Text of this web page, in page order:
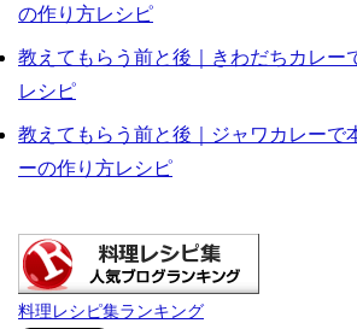
の作り方レシピ
教えてもらう前と後｜きわだちカレー
レシピ
教えてもらう前と後｜ジャワカレーで
ーの作り方レシピ
料理レシピ集ランキング